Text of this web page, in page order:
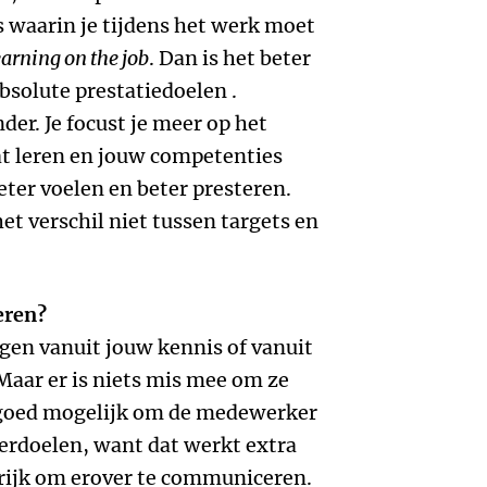
je tijdens het werk moet
on the job. Dan is het beter
prestatiedoelen .
Je focust je meer op het
leren en jouw competenties
voelen en beter presteren.
verschil niet tussen targets en
vanuit jouw kennis of vanuit
er is niets mis mee om ze
mogelijk om de medewerker
want dat werkt extra
om erover te communiceren.